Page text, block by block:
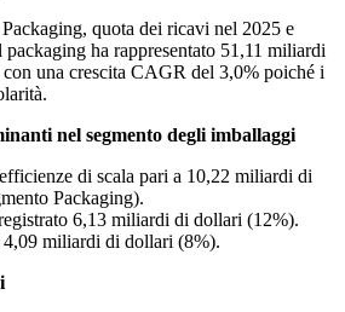
quota dei ricavi nel 2025 e
ha rappresentato 51,11 miliardi
una crescita CAGR del 3,0% poiché i
nel segmento degli imballaggi
di scala pari a 10,22 miliardi di
Packaging).
6,13 miliardi di dollari (12%).
miliardi di dollari (8%).